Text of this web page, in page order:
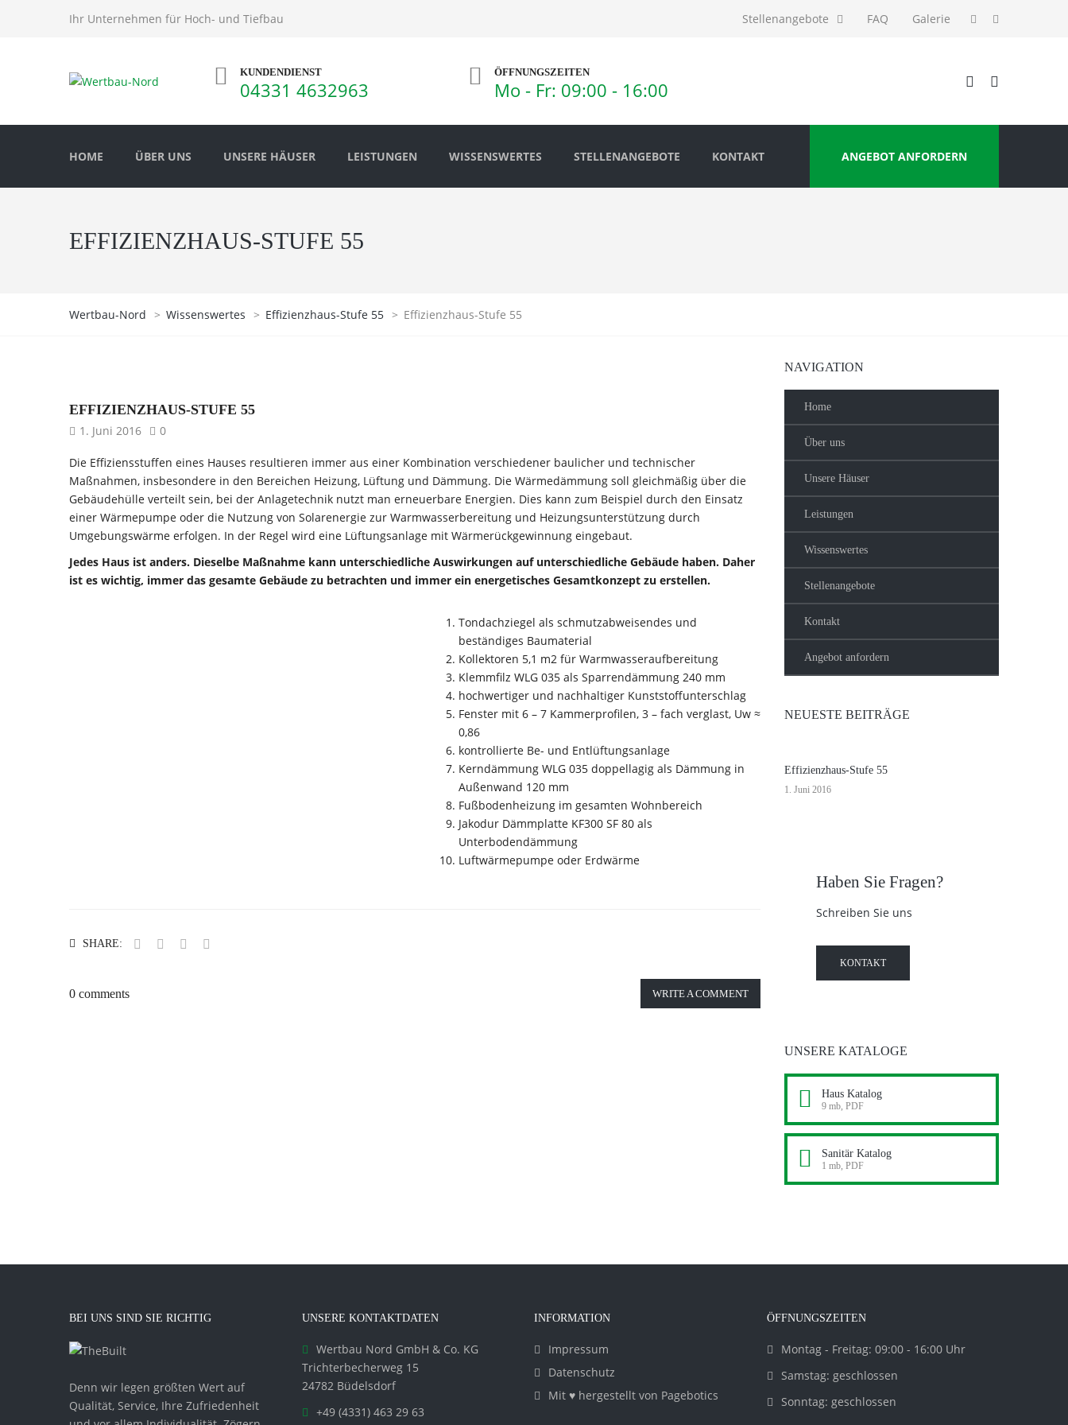
Ihr Unternehmen für Hoch- und Tiefbau Stellenangebote FAQ Galerie
KUNDENDIENST
04331 4632963
ÖFFNUNGSZEITEN
Mo - Fr: 09:00 - 16:00
HOME ÜBER UNS UNSERE HÄUSER LEISTUNGEN WISSENSWERTES STELLENANGEBOTE KONTAKT ANGEBOT ANFORDERN
EFFIZIENZHAUS-STUFE 55
Wertbau-Nord > Wissenswertes > Effizienzhaus-Stufe 55 > Effizienzhaus-Stufe 55
EFFIZIENZHAUS-STUFE 55
1. Juni 2016 0
Die Effiziensstuffen eines Hauses resultieren immer aus einer Kombination verschiedener baulicher und technischer
Maßnahmen, insbesondere in den Bereichen Heizung, Lüftung und Dämmung. Die Wärmedämmung soll gleichmäßig über die
Gebäudehülle verteilt sein, bei der Anlagetechnik nutzt man erneuerbare Energien. Dies kann zum Beispiel durch den Einsatz
einer Wärmepumpe oder die Nutzung von Solarenergie zur Warmwasserbereitung und Heizungsunterstützung durch
Umgebungswärme erfolgen. In der Regel wird eine Lüftungsanlage mit Wärmerückgewinnung eingebaut.
Jedes Haus ist anders. Dieselbe Maßnahme kann unterschiedliche Auswirkungen auf unterschiedliche Gebäude haben. Daher
ist es wichtig, immer das gesamte Gebäude zu betrachten und immer ein energetisches Gesamtkonzept zu erstellen.
Tondachziegel als schmutzabweisendes und
beständiges Baumaterial
Kollektoren 5,1 m2 für Warmwasseraufbereitung
Klemmfilz WLG 035 als Sparrendämmung 240 mm
hochwertiger und nachhaltiger Kunststoffunterschlag
Fenster mit 6 – 7 Kammerprofilen, 3 – fach verglast, Uw ≈
0,86
kontrollierte Be- und Entlüftungsanlage
Kerndämmung WLG 035 doppellagig als Dämmung in
Außenwand 120 mm
Fußbodenheizung im gesamten Wohnbereich
Jakodur Dämmplatte KF300 SF 80 als
Unterbodendämmung
Luftwärmepumpe oder Erdwärme
SHARE:
0 comments WRITE A COMMENT
NAVIGATION
Home
Über uns
Unsere Häuser
Leistungen
Wissenswertes
Stellenangebote
Kontakt
Angebot anfordern
NEUESTE BEITRÄGE
Effizienzhaus-Stufe 55
1. Juni 2016
Haben Sie Fragen?
Schreiben Sie uns
KONTAKT
UNSERE KATALOGE
Haus Katalog
9 mb, PDF
Sanitär Katalog
1 mb, PDF
BEI UNS SIND SIE RICHTIG
Denn wir legen größten Wert auf
Qualität, Service, Ihre Zufriedenheit
UNSERE KONTAKTDATEN
Wertbau Nord GmbH & Co. KG
Trichterbecherweg 15
24782 Büdelsdorf
+49 (4331) 463 29 63
INFORMATION
Impressum
Datenschutz
Mit ♥ hergestellt von Pagebotics
ÖFFNUNGSZEITEN
Montag - Freitag: 09:00 - 16:00 Uhr
Samstag: geschlossen
Sonntag: geschlossen